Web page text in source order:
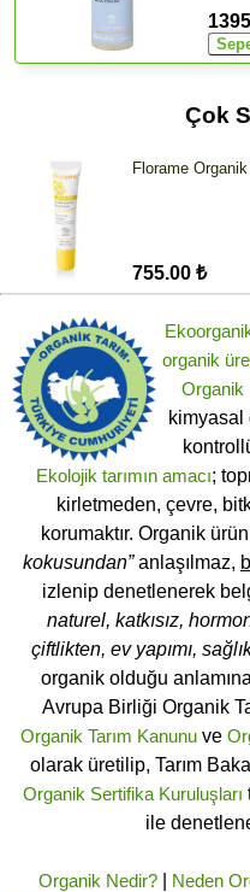
Çok
Florame
755.00 ₺
organik
Organik
kimyasal
Ekolojik tarımın amacı;
kirletmeden, çevre,
korumaktır. Organik
kokusundan”anlaşılmaz,
izlenip denetlenerek
naturel, katkısız,
çiftlikten, ev yapımı,
organik olduğu
Avrupa Birliği Organik
Organik Tarım Kanunu ve
olarak üretilip, Tarım
Organik Sertifika Kuruluşları
ile
Organik Nedir?| Neden